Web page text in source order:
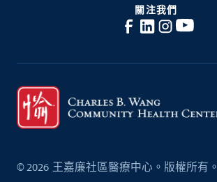
關注我們
©2026 王嘉廉社區醫療中心。版權所有。